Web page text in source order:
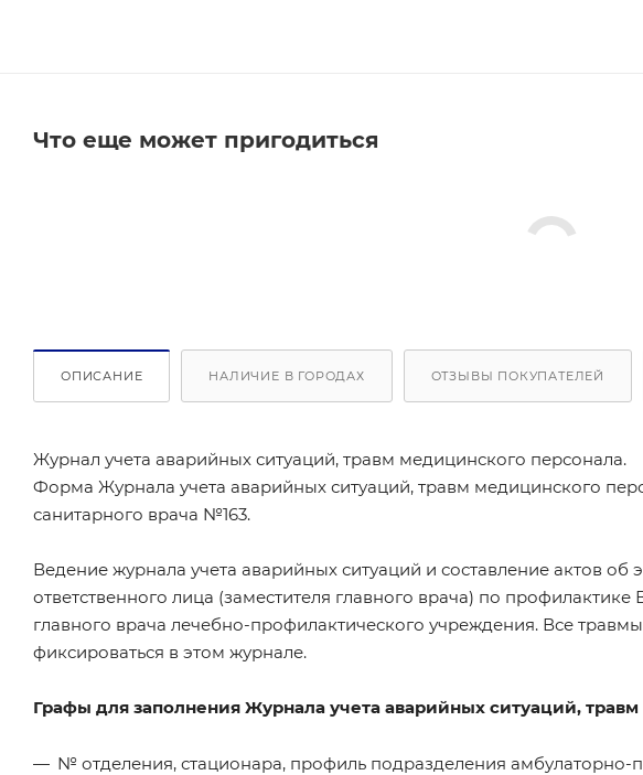
Что еще может пригодиться
ОПИСАНИЕ НАЛИЧИЕ В ГОРОДАХ ОТЗЫВЫ ПОКУПАТЕЛЕЙ
Журнал учета аварийных ситуаций, травм медицинского персонала.
Форма Журнала учета аварийных ситуаций, травм медицинского
санитарного врача №163.
Ведение журнала учета аварийных ситуаций и составление актов об
ответственного лица (заместителя главного врача) по
главного врача лечебно-профилактического учреждения. Все
фиксироваться в этом журнале.
Графы для заполнения Журнала учета аварийных ситуаций,
№ отделения, стационара, профиль подразделения амбулаторно-